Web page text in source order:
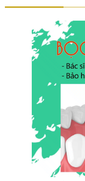
Cầu răng sứ là gì?
TRẢ LỜI
Làm sao để ngăn
Niềng răng có đau
TRẢ LỜI
NHỮNG TRƯỜNG
cũng dán sứ được)